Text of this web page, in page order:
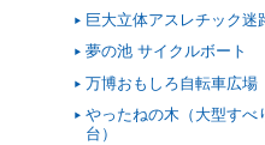
巨大立体アスレチック迷
夢の池 サイクルボート
万博おもしろ自転車広場
やったねの木（大型すべ
台）